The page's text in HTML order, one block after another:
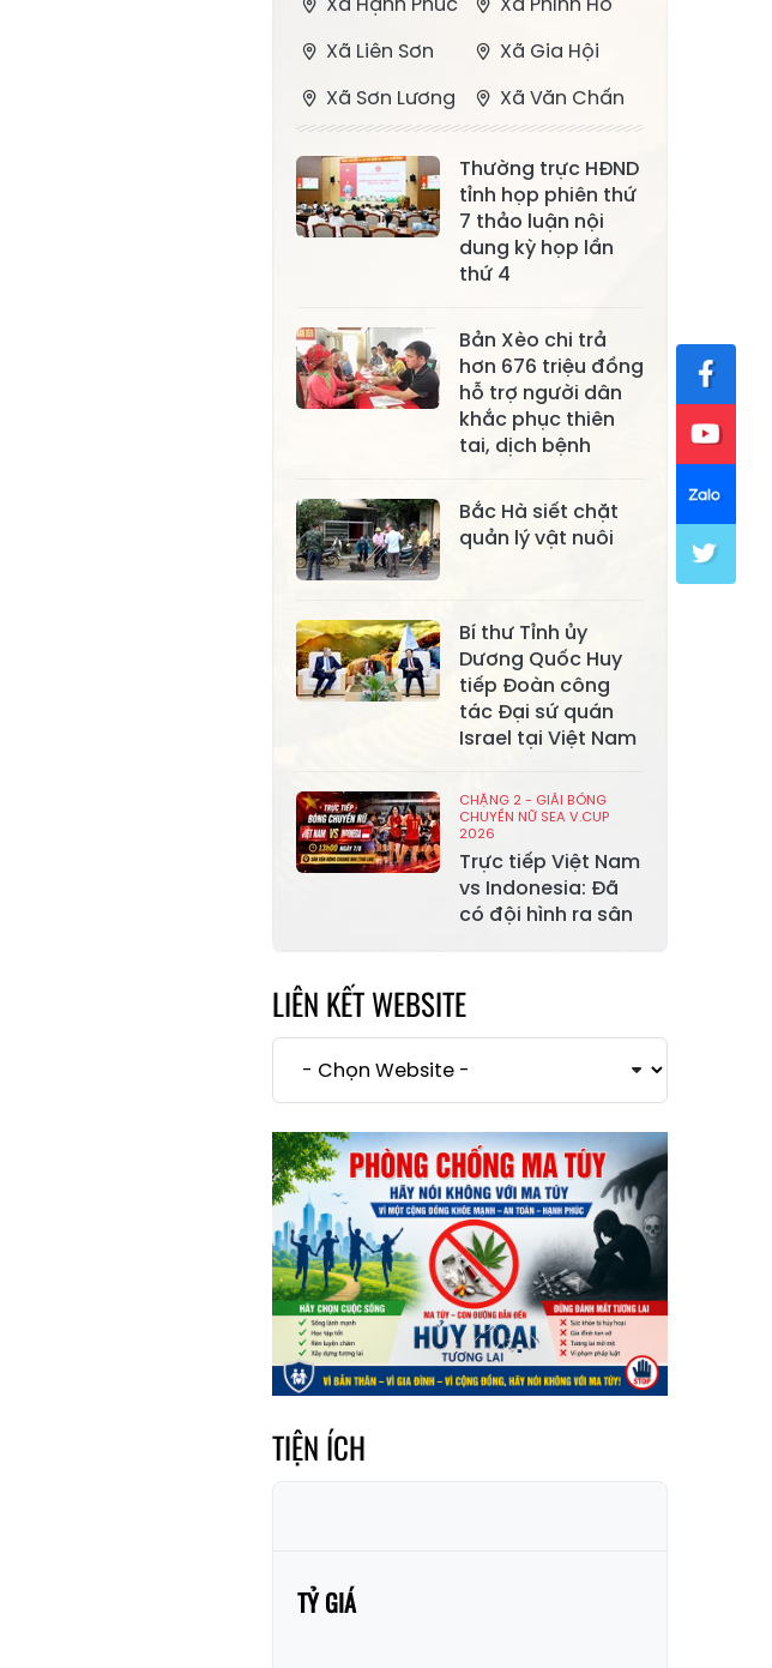
Xã Liên Sơn
Xã Gia Hội
Xã Sơn Lương
Xã Văn Chấn
Bằng La
Xã Chấn Thịnh
Xã Nghĩa Tâm
Xã Phong Dụ
Hạ
Xã Đông
Cuông
Xã Tân Hợp
Xã Mậu A Xã Xuân Ái
Xã Lâm
Xã Lục Yên
Xã Tân Lĩnh
Xã Khánh Hòa
Xã Mường Lai
Xã Cảm Nhân
Xã Yên Thành
Xã Thác Bà
Xã Bảo Ái
Khánh
Xã Lương
Thịnh
Xã Việt Hồng
Xã Cốc San
Xã Xuân
Quang
Xã Tằng Loỏng
Xã Mường
Hum
Xã Dền Sáng
Xã Y Tý
Xã A Mú Sung
Xã Trịnh Tường
Xã Nậm Chày
Xã Bản Xèo
Xã Bát Xát
Xã Võ Lao
Xã Khánh Yên
Xã Văn Bàn
Xã Dương Quỳ
Xã Chiềng Ken
Xã Xuân Hòa
Thường trực HĐND
tỉnh họp phiên thứ
7 thảo luận nội
dung kỳ họp lần
thứ 4
Bản Xèo chi trả
hơn 676 triệu đồng
hỗ trợ người dân
khắc phục thiên
tai, dịch bệnh
Bắc Hà siết chặt
quản lý vật nuôi
Bí thư Tỉnh ủy
Dương Quốc Huy
tiếp Đoàn công
tác Đại sứ quán
Israel tại Việt Nam
CHẶNG 2 - GIẢI BÓNG
CHUYỀN NỮ SEA V.CUP
2026
Trực tiếp Việt Nam
vs Indonesia: Đã
có đội hình ra sân
LIÊN KẾT WEBSITE
TIỆN ÍCH
TỶ GIÁ